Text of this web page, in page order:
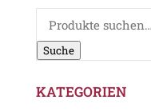
Suche
nach:
Suche
KATEGORIEN